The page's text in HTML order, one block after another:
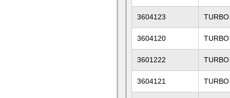
3604123
3604120
3601222
3604121